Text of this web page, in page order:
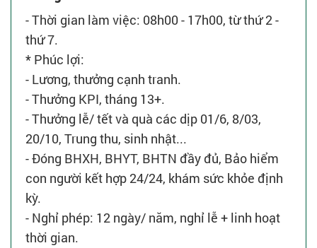
- Thời gian làm việc: 08h00 - 17h00, từ thứ 2 -
thứ 7.
* Phúc lợi:
- Lương, thưởng cạnh tranh.
- Thưởng KPI, tháng 13+.
- Thưởng lễ/ tết và quà các dịp 01/6, 8/03,
20/10, Trung thu, sinh nhật...
- Đóng BHXH, BHYT, BHTN đầy đủ, Bảo hiểm
con người kết hợp 24/24, khám sức khỏe định
kỳ.
- Nghỉ phép: 12 ngày/ năm, nghỉ lễ + linh hoạt
thời gian.